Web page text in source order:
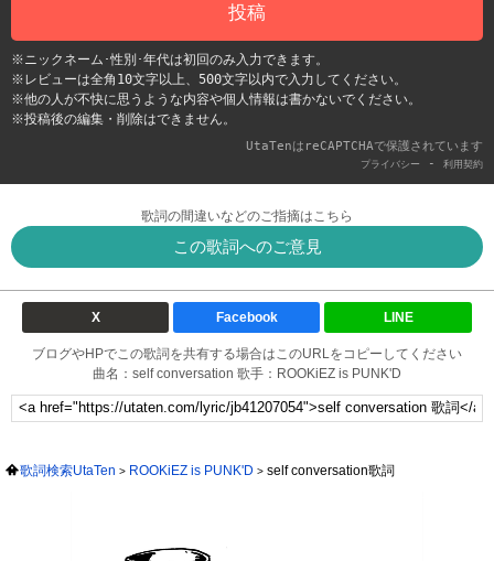
投稿
※ニックネーム･性別･年代は初回のみ入力できます。
※レビューは全角10文字以上、500文字以内で入力してください。
※他の人が不快に思うような内容や個人情報は書かないでください。
※投稿後の編集・削除はできません。
UtaTenはreCAPTCHAで保護されています
プライバシー - 利用契約
歌詞の間違いなどのご指摘はこちら
この歌詞へのご意見
X Facebook LINE
ブログやHPでこの歌詞を共有する場合はこのURLをコピーしてください
曲名：self conversation 歌手：ROOKiEZ is PUNK'D
歌詞検索UtaTen ROOKiEZ is PUNK'D self conversation歌詞